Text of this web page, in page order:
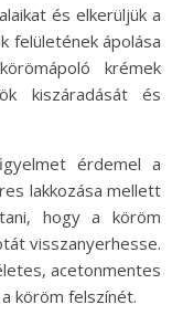
és elkerüljük a
felületének ápolása
krémek
kiszáradását és
érdemel a
lakkozása mellett
hogy a köröm
visszanyerhesse.
acetonmentes
köröm felszínét.